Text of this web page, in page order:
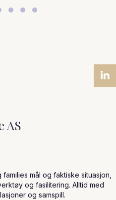
AS
mål og faktiske situasjon,
og fasilitering. Alltid med
og samspill.